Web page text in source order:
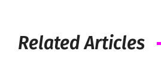
Related Articles